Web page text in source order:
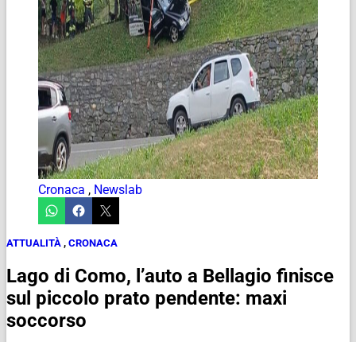
Cronaca , Newslab
ATTUALITÀ , CRONACA
Lago di Como, l’auto a Bellagio finisce
sul piccolo prato pendente: maxi
soccorso